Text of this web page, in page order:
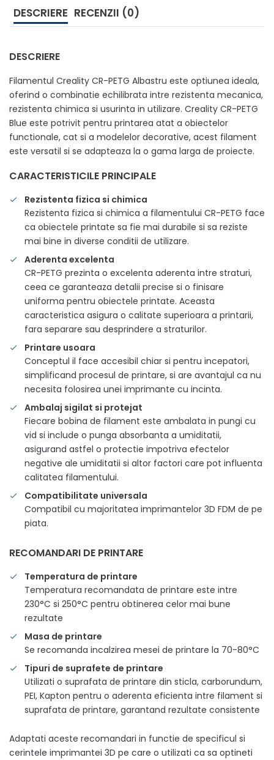
DESCRIERE RECENZII (0)
DESCRIERE
Filamentul Creality CR-PETG Albastru este optiunea ideala,
oferind o combinatie echilibrata intre rezistenta mecanica,
rezistenta chimica si usurinta in utilizare. Creality CR-PETG
Blue este potrivit pentru printarea atat a obiectelor
functionale, cat si a modelelor decorative, acest filament
este versatil si se adapteaza la o gama larga de proiecte.
CARACTERISTICILE PRINCIPALE
Rezistenta fizica si chimica
Rezistenta fizica si chimica a filamentului CR-PETG face
ca obiectele printate sa fie mai durabile si sa reziste
mai bine in diverse conditii de utilizare.
Aderenta excelenta
CR-PETG prezinta o excelenta aderenta intre straturi,
ceea ce garanteaza detalii precise si o finisare
uniforma pentru obiectele printate. Aceasta
caracteristica asigura o calitate superioara a printarii,
fara separare sau desprindere a straturilor.
Printare usoara
Conceptul il face accesibil chiar si pentru incepatori,
simplificand procesul de printare, si are avantajul ca nu
necesita folosirea unei imprimante cu incinta.
Ambalaj sigilat si protejat
Fiecare bobina de filament este ambalata in pungi cu
vid si include o punga absorbanta a umiditatii,
asigurand astfel o protectie impotriva efectelor
negative ale umiditatii si altor factori care pot influenta
calitatea filamentului.
Compatibilitate universala
Compatibil cu majoritatea imprimantelor 3D FDM de pe
piata.
RECOMANDARI DE PRINTARE
Temperatura de printare
Temperatura recomandata de printare este intre
230°C si 250°C pentru obtinerea celor mai bune
rezultate
Masa de printare
Se recomanda incalzirea mesei de printare la 70-80°C
Tipuri de suprafete de printare
Utilizati o suprafata de printare din sticla, carborundum,
PEI, Kapton pentru o aderenta eficienta intre filament si
suprafata de printare, garantand rezultate consistente
Adaptati aceste recomandari in functie de specificul si
cerintele imprimantei 3D pe care o utilizati ca sa optineti